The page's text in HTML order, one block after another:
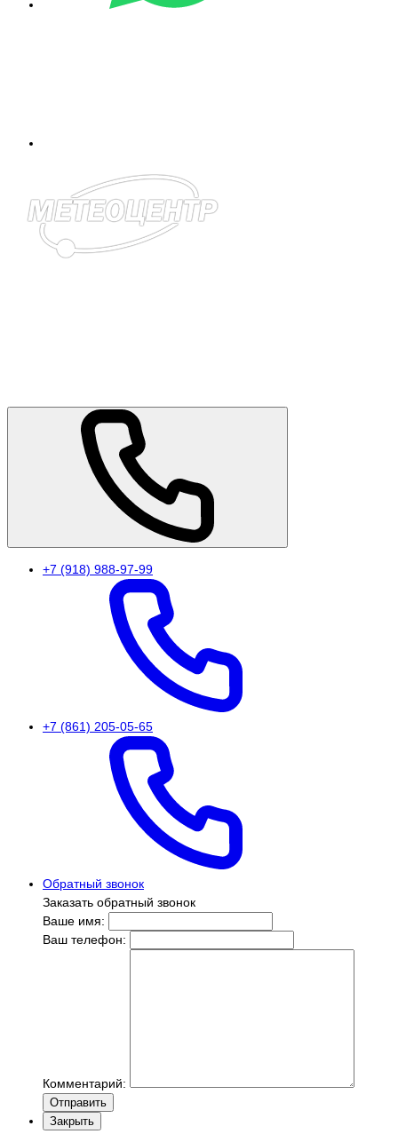
+7 (918) 988-97-99
+7 (861) 205-05-65
Обратный звонок
Заказать обратный звонок
Ваше имя:
Ваш телефон:
Комментарий:
Отправить
Закрыть